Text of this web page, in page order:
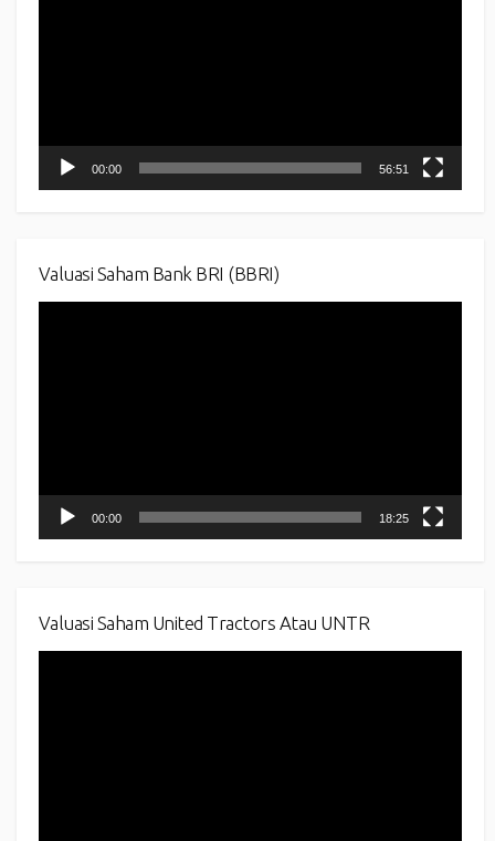
00:00 56:51
Valuasi Saham Bank BRI (BBRI)
00:00 18:25
Valuasi Saham United Tractors Atau UNTR